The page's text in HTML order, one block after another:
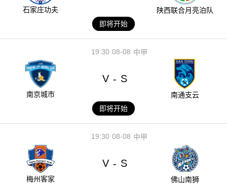
石家庄功夫
陕西联合月亮泊队
即将开始
08-08
19:30 中甲
南京城市
V - S
南通支云
即将开始
08-08
19:30 中甲
梅州客家
V - S
佛山南狮